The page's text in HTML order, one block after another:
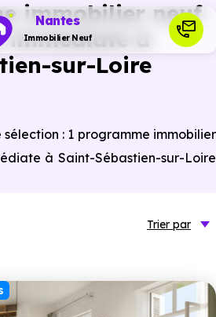
Nantes
Immobilier Neuf
immobilier neuf
à
sur-Loire
: 1 programme immobilier
à Saint-Sébastien-sur-Loire
Trier par